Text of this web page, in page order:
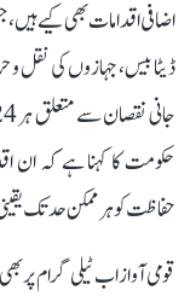
ڈیٹا بیس، جہازوں کی نقل و
حکومت کا کہنا ہے کہ ان
حفاظت کو ہر ممکن حد تک
قومی آواز اب ٹیلی گرام